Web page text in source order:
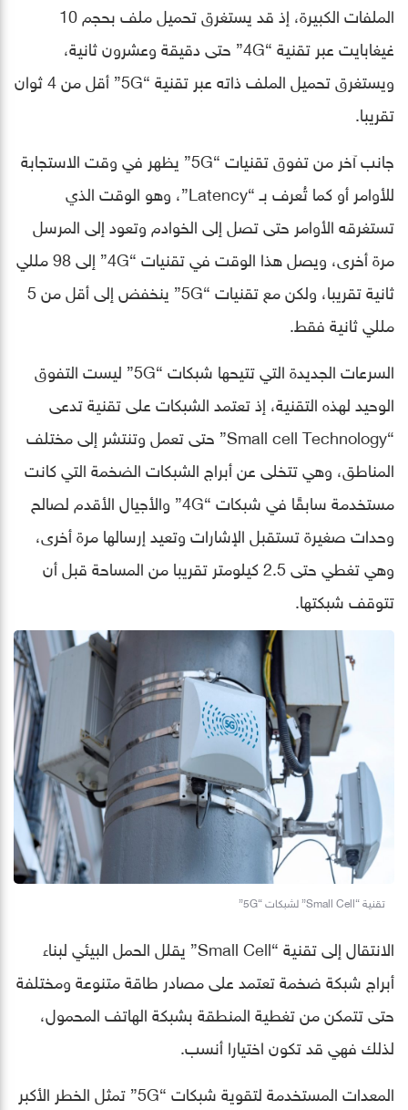
الملفات الكبيرة، إذ قد يستغرق تحميل ملف بحجم 10
غيغابايت عبر تقنية “4G” حتى دقيقة وعشرون ثانية،
ويستغرق تحميل الملف ذاته عبر تقنية “5G” أقل من 4 ثوان
تقريبا.
جانب آخر من تفوق تقنيات “5G” يظهر في وقت الاستجابة
للأوامر أو كما تُعرف بـ “Latency”، وهو الوقت الذي
تستغرقه الأوامر حتى تصل إلى الخوادم وتعود إلى المرسل
مرة أخرى، ويصل هذا الوقت في تقنيات “4G” إلى 98 مللي
ثانية تقريبا، ولكن مع تقنيات “5G” ينخفض إلى أقل من 5
مللي ثانية فقط.
السرعات الجديدة التي تتيحها شبكات “5G” ليست التفوق
الوحيد لهذه التقنية، إذ تعتمد الشبكات على تقنية تدعى
“Small cell Technology” حتى تعمل وتنتشر إلى مختلف
المناطق، وهي تتخلى عن أبراج الشبكات الضخمة التي كانت
مستخدمة سابقًا في شبكات “4G” والأجيال الأقدم لصالح
وحدات صغيرة تستقبل الإشارات وتعيد إرسالها مرة أخرى،
وهي تغطي حتى 2.5 كيلومتر تقريبا من المساحة قبل أن
تتوقف شبكتها.
تقنية “Small Cell” لشبكات “5G”
الانتقال إلى تقنية “Small Cell” يقلل الحمل البيئي لبناء
أبراج شبكة ضخمة تعتمد على مصادر طاقة متنوعة ومختلفة
حتى تتمكن من تغطية المنطقة بشبكة الهاتف المحمول،
لذلك فهي قد تكون اختيارا أنسب.
المعدات المستخدمة لتقوية شبكات “5G” تمثل الخطر الأكبر